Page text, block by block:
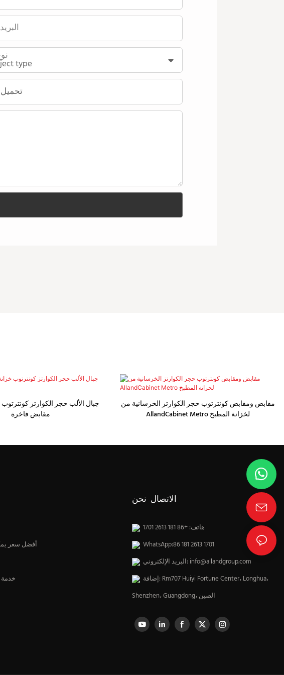
جبال الألب حجر الكوارتز
مقابض فاخرة
مقابض ومقابض كونترتوب حجر الكوارتز الخرسانية من
AllandCabinet Metro لخزانة المطبخ
أفضل سعر
الاتصال نحن
هاتف: +86 181 2613 1701
WhatsApp:86 181 2613 1701
البريد الإلكتروني: info@allandgroup.com
إضافة: Rm707 Huiyi Fortune Center، Longhua،
Shenzhen، Guangdong، الصين